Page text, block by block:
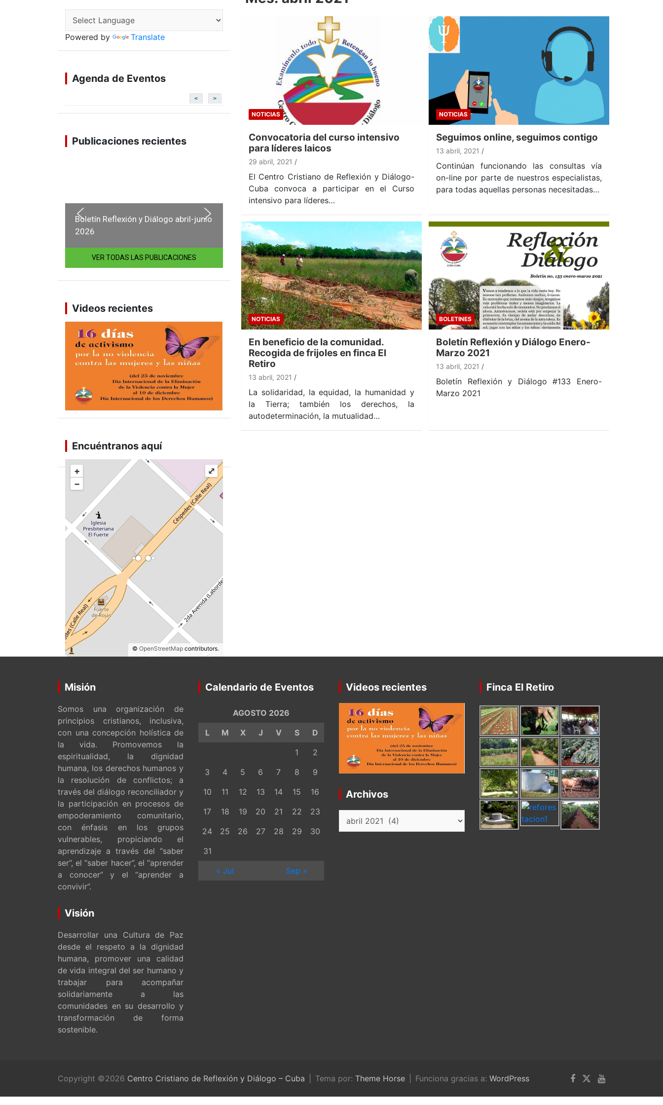
NOTICIAS
Convocatoria del curso intensivo
para líderes laicos
29 abril, 2021
El Centro Cristiano de Reflexión y Diálogo-
Cuba convoca a participar en el Curso
intensivo para líderes…
NOTICIAS
Seguimos online, seguimos contigo
13 abril, 2021
Continúan funcionando las consultas vía
on-line por parte de nuestros especialistas,
para todas aquellas personas necesitadas…
NOTICIAS
En beneficio de la comunidad.
Recogida de frijoles en finca El
Retiro
13 abril, 2021
La solidaridad, la equidad, la humanidad y
la Tierra; también los derechos, la
autodeterminación, la mutualidad…
BOLETINES
Boletín Reflexión y Diálogo Enero-
Marzo 2021
13 abril, 2021
Boletín Reflexión y Diálogo #133 Enero-
Marzo 2021
Powered by Translate
Agenda de Eventos
< >
Publicaciones recientes
Boletín Reflexión y Diálogo abril-junio
2026
VER TODAS LAS PUBLICACIONES
Videos recientes
Encuéntranos aquí
+
−
© OpenStreetMap contributors.
⤢
Misión
Somos una organización de
principios cristianos, inclusiva,
con una concepción holística de
la vida. Promovemos la
espiritualidad, la dignidad
humana, los derechos humanos y
la resolución de conflictos; a
través del diálogo reconciliador y
la participación en procesos de
empoderamiento comunitario,
con énfasis en los grupos
vulnerables, propiciando el
aprendizaje a través del “saber
ser”, el “saber hacer”, el “aprender
a conocer” y el “aprender a
convivir”.
Visión
Desarrollar una Cultura de Paz
desde el respeto a la dignidad
humana, promover una calidad
de vida integral del ser humano y
trabajar para acompañar
solidariamente a las
comunidades en su desarrollo y
transformación de forma
sostenible.
Calendario de Eventos
AGOSTO 2026
L
M X J V S
D
1
2
3
4 5 6 7 8
9
10
11 12 13 14 15
16
17
18 19 20 21 22
23
24
25 26 27 28 29
30
31
« Jul
Sep »
Videos recientes
Archivos
Archivos
Finca El Retiro
Copyright ©2026 Centro Cristiano de Reflexión y Diálogo – Cuba Tema por: Theme Horse Funciona gracias a: WordPress